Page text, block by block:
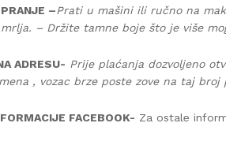
–Prati u mašini ili ručno na
– Držite tamne boje što je više
ADRESU- Prije plaćanja dozvoljeno
, vozac brze poste zove na taj
FACEBOOK- Za ostale